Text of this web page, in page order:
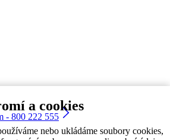
a cookies
nebo ukládáme soubory cookies,
- 800 222 555